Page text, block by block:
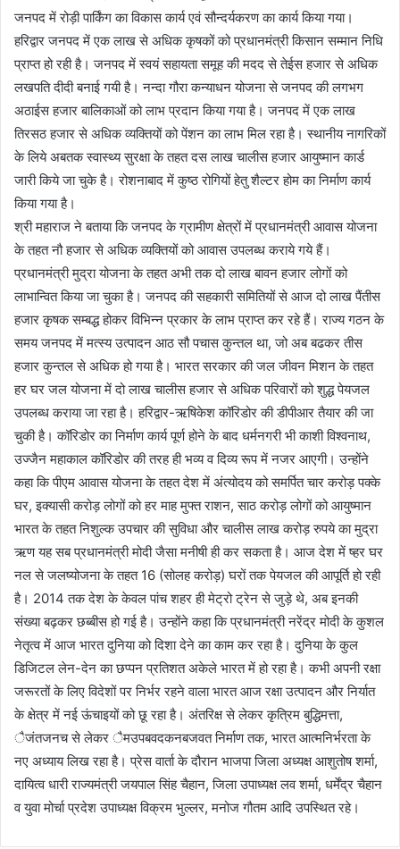
जनपद में रोड़ी पार्किंग का विकास कार्य एवं सौन्दर्यकरण का कार्य किया गया।
हरिद्वार जनपद में एक लाख से अधिक कृषकों को प्रधानमंत्री किसान सम्मान निधि
प्राप्त हो रही है। जनपद में स्वयं सहायता समूह की मदद से तेईस हजार से अधिक
लखपति दीदी बनाई गयी है। नन्दा गौरा कन्याधन योजना से जनपद की लगभग
अठाईस हजार बालिकाओं को लाभ प्रदान किया गया है। जनपद में एक लाख
तिरसठ हजार से अधिक व्यक्तियों को पेंशन का लाभ मिल रहा है। स्थानीय नागरिकों
के लिये अबतक स्वास्थ्य सुरक्षा के तहत दस लाख चालीस हजार आयुष्मान कार्ड
जारी किये जा चुके है। रोशनाबाद में कुष्ठ रोगियों हेतु शैल्टर होम का निर्माण कार्य
किया गया है।
श्री महाराज ने बताया कि जनपद के ग्रामीण क्षेत्रों में प्रधानमंत्री आवास योजना
के तहत नौ हजार से अधिक व्यक्तियों को आवास उपलब्ध कराये गये हैं।
प्रधानमंत्री मुद्रा योजना के तहत अभी तक दो लाख बावन हजार लोगों को
लाभान्वित किया जा चुका है। जनपद की सहकारी समितियों से आज दो लाख पैंतीस
हजार कृषक सम्बद्ध होकर विभिन्न प्रकार के लाभ प्राप्त कर रहे हैं। राज्य गठन के
समय जनपद में मत्स्य उत्पादन आठ सौ पचास कुन्तल था, जो अब बढकर तीस
हजार कुन्तल से अधिक हो गया है। भारत सरकार की जल जीवन मिशन के तहत
हर घर जल योजना में दो लाख चालीस हजार से अधिक परिवारों को शुद्ध पेयजल
उपलब्ध कराया जा रहा है। हरिद्वार-ऋषिकेश कॉरिडोर की डीपीआर तैयार की जा
चुकी है। कॉरिडोर का निर्माण कार्य पूर्ण होने के बाद धर्मनगरी भी काशी विश्वनाथ,
उज्जैन महाकाल कॉरिडोर की तरह ही भव्य व दिव्य रूप में नजर आएगी। उन्होंने
कहा कि पीएम आवास योजना के तहत देश में अंत्योदय को समर्पित चार करोड़ पक्के
घर, इक्यासी करोड़ लोगों को हर माह मुफ्त राशन, साठ करोड़ लोगों को आयुष्मान
भारत के तहत निशुल्क उपचार की सुविधा और चालीस लाख करोड़ रुपये का मुद्रा
ऋण यह सब प्रधानमंत्री मोदी जैसा मनीषी ही कर सकता है। आज देश में ष्हर घर
नल से जलष्योजना के तहत 16 (सोलह करोड़) घरों तक पेयजल की आपूर्ति हो रही
है। 2014 तक देश के केवल पांच शहर ही मेट्रो ट्रेन से जुड़े थे, अब इनकी
संख्या बढ़कर छब्बीस हो गई है। उन्होंने कहा कि प्रधानमंत्री नरेंद्र मोदी के कुशल
नेतृत्व में आज भारत दुनिया को दिशा देने का काम कर रहा है। दुनिया के कुल
डिजिटल लेन-देन का छप्पन प्रतिशत अकेले भारत में हो रहा है। कभी अपनी रक्षा
जरूरतों के लिए विदेशों पर निर्भर रहने वाला भारत आज रक्षा उत्पादन और निर्यात
के क्षेत्र में नई ऊंचाइयों को छू रहा है। अंतरिक्ष से लेकर कृत्रिम बुद्धिमत्ता,
ैजंतजनच से लेकर ैमउपबवदकनबजवत निर्माण तक, भारत आत्मनिर्भरता के
नए अध्याय लिख रहा है। प्रेस वार्ता के दौरान भाजपा जिला अध्यक्ष आशुतोष शर्मा,
दायित्व धारी राज्यमंत्री जयपाल सिंह चैहान, जिला उपाध्यक्ष लव शर्मा, धर्मेंद्र चैहान
व युवा मोर्चा प्रदेश उपाध्यक्ष विक्रम भुल्लर, मनोज गौतम आदि उपस्थित रहे।